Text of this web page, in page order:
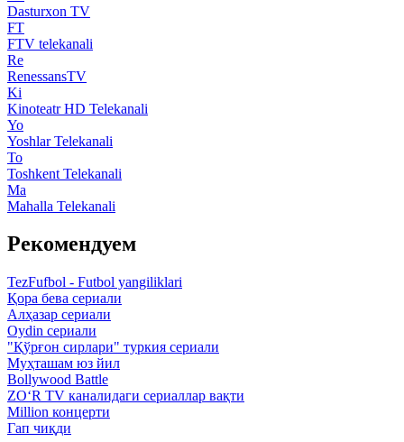
Dasturxon TV
FT
FTV telekanali
Re
RenessansTV
Ki
Kinoteatr HD Telekanali
Yo
Yoshlar Telekanali
To
Toshkent Telekanali
Ma
Mahalla Telekanali
Рекомендуем
TezFufbol - Futbol yangiliklari
Қора бева сериали
Алҳазар сериали
Oydin сериали
"Қўрғон сирлари" туркия сериали
Муҳташам юз йил
Bollywood Battle
ZO‘R TV каналидаги сериаллар вақти
Million концерти
Гап чиқди